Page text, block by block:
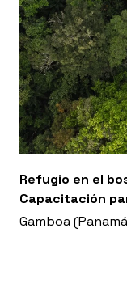
Refugio en el
Capacitación
Gamboa